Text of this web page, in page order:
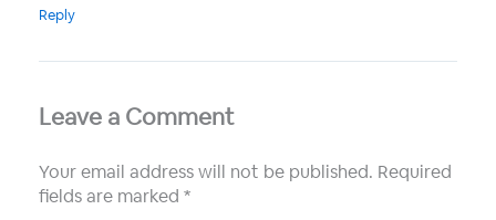
Reply
Leave a Comment
Your email address will not be published. Required
fields are marked *